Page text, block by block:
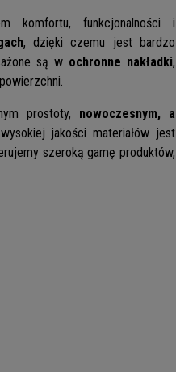
komfortu, funkcjonalności i
, dzięki czemu jest bardzo
są w ochronne nakładki,
prostoty, nowoczesnym, a
jakości materiałów jest
szeroką gamę produktów,